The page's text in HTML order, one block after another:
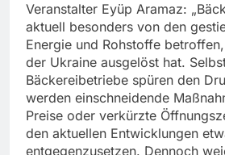
Veranstalter Eyüp Aramaz:
aktuell besonders von den
Energie und Rohstoffe
der Ukraine ausgelöst hat.
Bäckereibetriebe spüren den
werden einschneidende
Preise oder verkürzte
den aktuellen Entwicklungen
entgegenzusetzen. Dennoch